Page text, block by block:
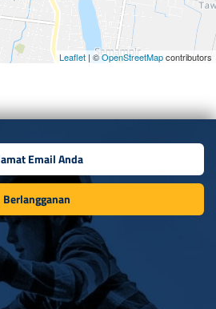
Leaflet | ©OpenStreetMapcontributors
Berlangganan